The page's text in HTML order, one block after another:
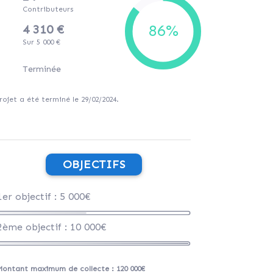
Contributeurs
4 310 €
Sur 5 000 €
Terminée
a été terminé le 29/02/2024.
OBJECTIFS
objectif : 5 000€
objectif : 10 000€
maximum de collecte : 120 000€